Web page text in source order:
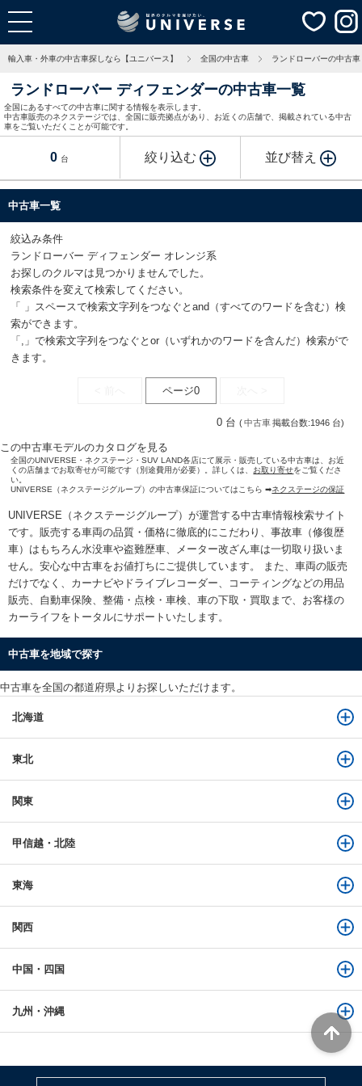
輸入車・外車の中古車探しなら【ユニバース】 全国の中古車 ランドローバーの中古車
ランドローバー ディフェンダーの中古車一覧
全国にあるすべての中古車に関する情報を表示します。
中古車販売のネクステージでは、全国に販売拠点があり、お近くの店舗で、掲載されている中古
車をご覧いただくことが可能です。
0 台 絞り込む 並び替え
中古車一覧
絞込み条件
ランドローバー ディフェンダー オレンジ系
お探しのクルマは見つかりませんでした。
検索条件を変えて検索してください。
「 」スペースで検索文字列をつなぐとand（すべてのワードを含む）検
索ができます。
「,」で検索文字列をつなぐとor（いずれかのワードを含んだ）検索がで
きます。
ページ0
0 台 (中古車掲載台数:1946 台)
この中古車モデルのカタログを見る
全国のUNIVERSE・ネクステージ・SUV LAND各店にて展示・販売している中古車は、お近
くの店舗までお取寄せが可能です（別途費用が必要）。詳しくは、 お取り寄せをご覧くださ
い。
UNIVERSE（ネクステージグループ）の中古車保証についてはこちら ➡ネクステージの保証
UNIVERSE（ネクステージグループ）が運営する中古車情報検索サイト
です。販売する車両の品質・価格に徹底的にこだわり、事故車（修復歴
車）はもちろん水没車や盗難歴車、メーター改ざん車は一切取り扱いま
せん。安心な中古車をお値打ちにご提供しています。 また、車両の販売
だけでなく、カーナビやドライブレコーダー、コーティングなどの用品
販売、自動車保険、整備・点検・車検、車の下取・買取まで、お客様の
カーライフをトータルにサポートいたします。
中古車を地域で探す
中古車を全国の都道府県よりお探しいただけます。
北海道
東北
関東
甲信越・北陸
東海
関西
中国・四国
九州・沖縄